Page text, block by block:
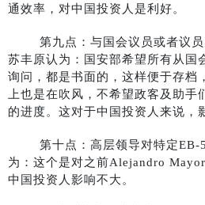
通效率，对中国投资人是利好。
第九点：与国会议员或者议
苏丰原认为：国安部希望所有从国
询问，都是书面的，这样便于存档
上也是在吹风，不希望政客及助
的进度。这对于中国投资人来说，
第十点：高层领导对特定EB-
为：这个是对之前Alejandro
中国投资人影响不大。